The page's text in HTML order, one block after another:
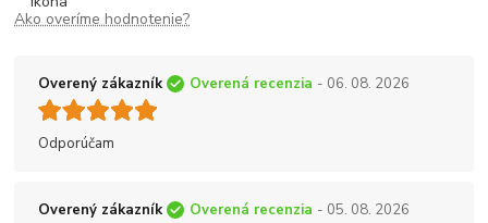
Ako overíme hodnotenie?
Overený zákazník Overená recenzia - 06. 08. 2026
Odporúčam
Overený zákazník Overená recenzia - 05. 08. 2026